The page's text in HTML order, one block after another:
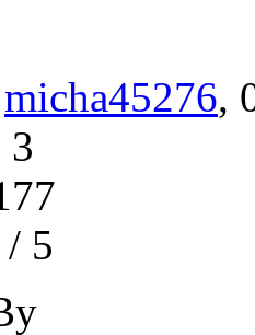
micha45276,
3
5